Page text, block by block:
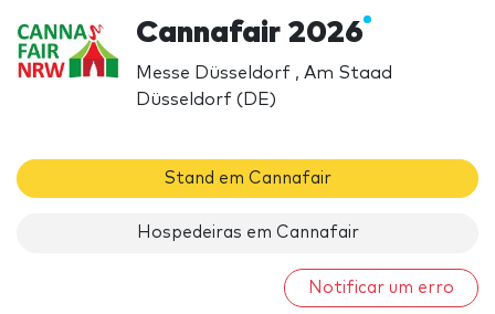
Cannafair 2026
Messe Düsseldorf , Am Staad
Düsseldorf (DE)
Stand em Cannafair
Hospedeiras em Cannafair
Notificar um erro